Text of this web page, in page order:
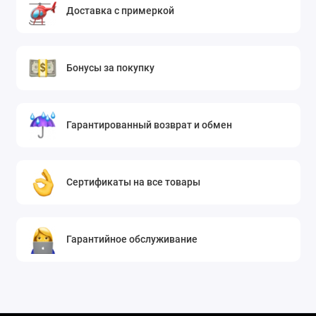
Доставка с примеркой
Бонусы за покупку
Гарантированный возврат и обмен
Сертификаты на все товары
Гарантийное обслуживание